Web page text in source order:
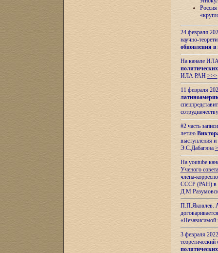
24 февраля
научно-
обновления в
На канале
ИЛА РАН >>>
11 февраля
#2 часть
летию
выступления
Э.С.Дабагяна
На youtube
Ученого
члена-
СССР (РАН) в
П.П.Яковлев.
«Независимой
3 февраля
теоретический